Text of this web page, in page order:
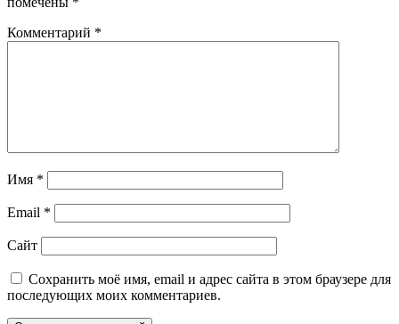
Комментарий *
Имя *
Email *
Сайт
Сохранить моё имя, email и адрес сайта в этом браузере для
последующих моих комментариев.